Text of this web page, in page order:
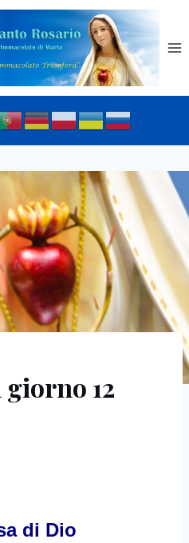
12
di Dio